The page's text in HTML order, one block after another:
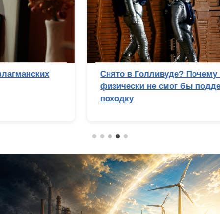
Снято в Голливуде? Почему Стэнли Кубрик
физически не смог бы подделать лунную